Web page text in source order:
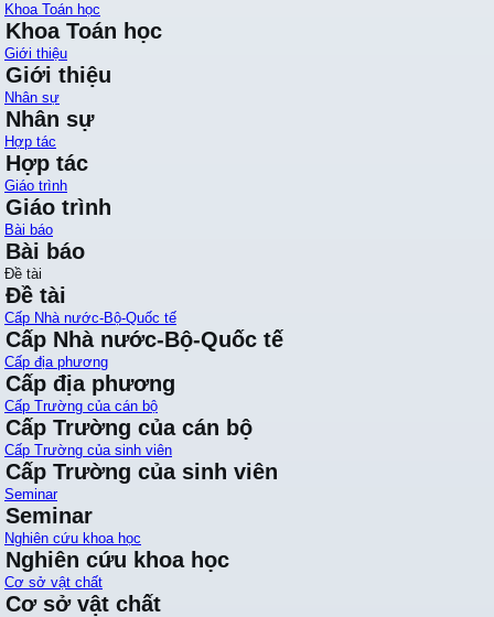
Khoa Toán học
Khoa Toán học
Giới thiệu
Giới thiệu
Nhân sự
Nhân sự
Hợp tác
Hợp tác
Giáo trình
Giáo trình
Bài báo
Bài báo
Đề tài
Đề tài
Cấp Nhà nước-Bộ-Quốc tế
Cấp Nhà nước-Bộ-Quốc tế
Cấp địa phương
Cấp địa phương
Cấp Trường của cán bộ
Cấp Trường của cán bộ
Cấp Trường của sinh viên
Cấp Trường của sinh viên
Seminar
Seminar
Nghiên cứu khoa học
Nghiên cứu khoa học
Cơ sở vật chất
Cơ sở vật chất